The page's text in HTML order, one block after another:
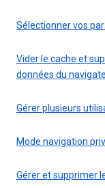
Sélectionner vos
Vider le cache et
données du
Gérer plusieurs
Mode navigation
Gérer et supprimer